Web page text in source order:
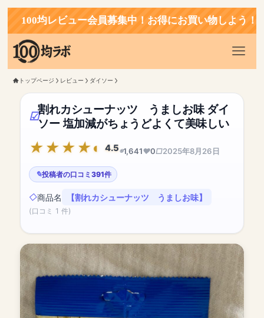
均レビュー会員募集中！お得にお買い物しよう！
トップページ レビュー ダイソー
割れカシューナッツ うましお味 ダイ
ソー 塩加減がちょうどよくて美味しい
4.5 1,641 0 2025年8月26日
投稿者の口コミ391件
商品名 【割れカシューナッツ うましお味】
(口コミ 1 件)